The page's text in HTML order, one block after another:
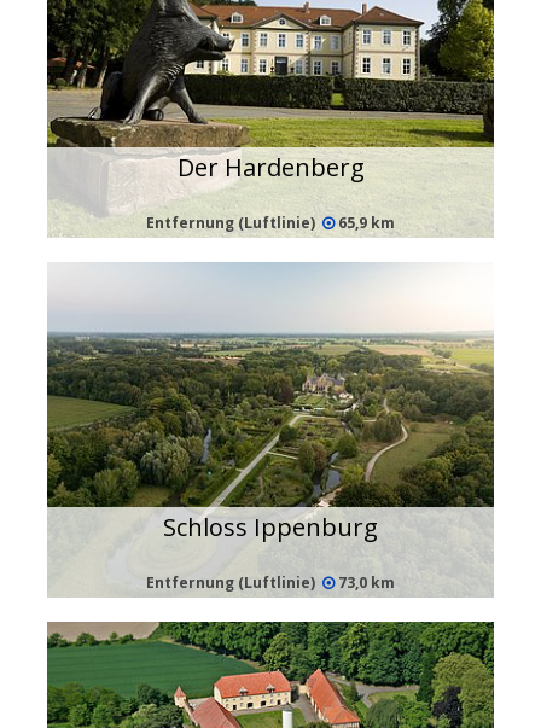
Der Hardenberg
Entfernung (Luftlinie) 65,9 km
Schloss Ippenburg
Entfernung (Luftlinie) 73,0 km